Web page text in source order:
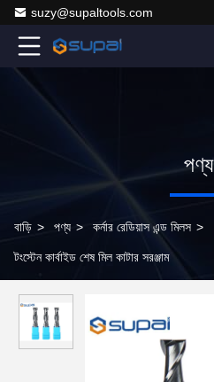
suzy@supaltools.com
পণ্য
বাড়ি > পণ্য > কর্নার রেডিয়াস এন্ড মিলস >
টংস্টেন কার্বাইড শেষ মিল কাটার সরঞ্জাম